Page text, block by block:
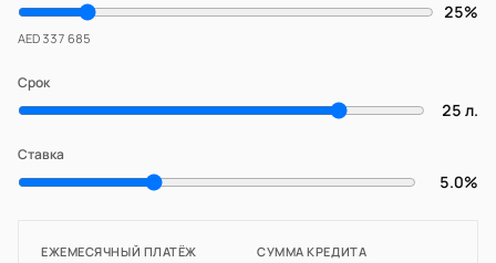
25%
AED 337 685
Срок
25 л.
Ставка
5.0%
ЕЖЕМЕСЯЧНЫЙ ПЛАТЁЖ СУММА КРЕДИТА